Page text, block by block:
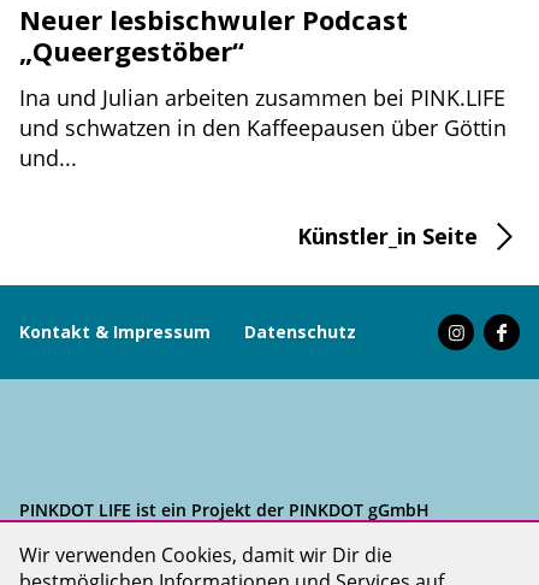
Neuer lesbischwuler Podcast
„Queergestöber“
Ina und Julian arbeiten zusammen bei PINK.LIFE
und schwatzen in den Kaffeepausen über Göttin
und...
Künstler_in Seite
Kontakt & Impressum Datenschutz
PINKDOT LIFE ist ein Projekt der PINKDOT gGmbH
Wir verwenden Cookies, damit wir Dir die